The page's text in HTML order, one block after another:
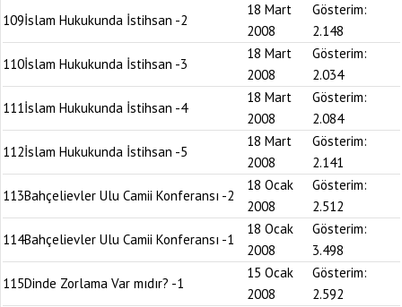
109İslam Hukukunda İstihsan -2
18 Mart
2008
Gösterim:
2.148
110İslam Hukukunda İstihsan -3
18 Mart
2008
Gösterim:
2.034
111İslam Hukukunda İstihsan -4
18 Mart
2008
Gösterim:
2.084
112İslam Hukukunda İstihsan -5
18 Mart
2008
Gösterim:
2.141
113Bahçelievler Ulu Camii Konferansı -2
18 Ocak
2008
Gösterim:
2.512
114Bahçelievler Ulu Camii Konferansı -1
18 Ocak
2008
Gösterim:
3.498
115Dinde Zorlama Var mıdır? -1
15 Ocak
2008
Gösterim:
2.592